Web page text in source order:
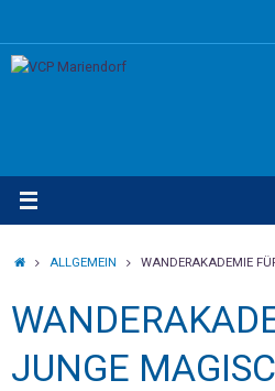
springen
STARTSEITE
ALLGEMEIN WANDERAKADEMIE
JUNGE